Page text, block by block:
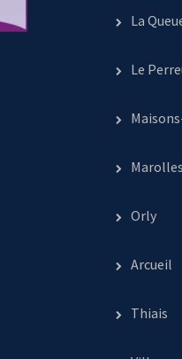
La
Le
Orly
Arcueil
Thiais